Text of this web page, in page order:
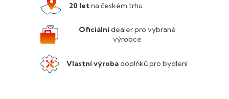
20 let na českém trhu
Oficiálnídealer pro vybrané
výrobce
Vlastní výrobadoplňků pro bydlení